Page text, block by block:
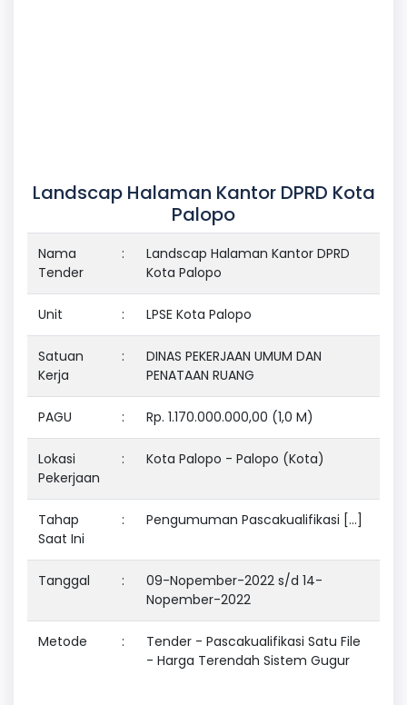
Landscap Halaman Kantor DPRD Kota
Palopo
Nama
Tender
:
Landscap Halaman Kantor DPRD
Kota Palopo
Unit : LPSE Kota Palopo
Satuan
Kerja
:
DINAS PEKERJAAN UMUM DAN
PENATAAN RUANG
PAGU : Rp. 1.170.000.000,00 (1,0 M)
Lokasi
Pekerjaan
: Kota Palopo - Palopo (Kota)
Tahap
Saat Ini
: Pengumuman Pascakualifikasi [...]
Tanggal :
09-Nopember-2022 s/d 14-
Nopember-2022
Metode :
Tender - Pascakualifikasi Satu File
- Harga Terendah Sistem Gugur